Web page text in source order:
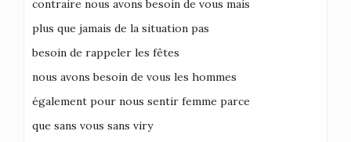
contraire nous avons besoin de vous mais
plus que jamais de la situation pas
besoin de rappeler les fêtes
nous avons besoin de vous les hommes
également pour nous sentir femme parce
que sans vous sans viry